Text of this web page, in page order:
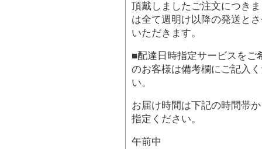
頂戴しましたご注文につき
は全て週明け以降の発送と
いただきます。
■配達日時指定サービスをご
のお客様は備考欄にご記入
い。
お届け時間は下記の時間帯
指定ください。
午前中